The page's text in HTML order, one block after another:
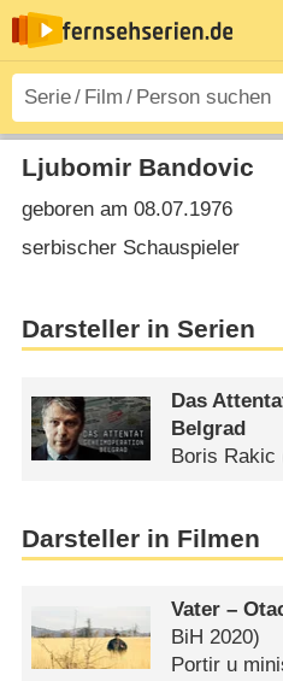
Ljubomir Bandovic
geboren am 08.07.1976
serbischer Schauspieler
Darsteller in Serien
Das
Belgrad
Boris Rakic
Darsteller in Filmen
Vater –
BiH 2020)
Portir u